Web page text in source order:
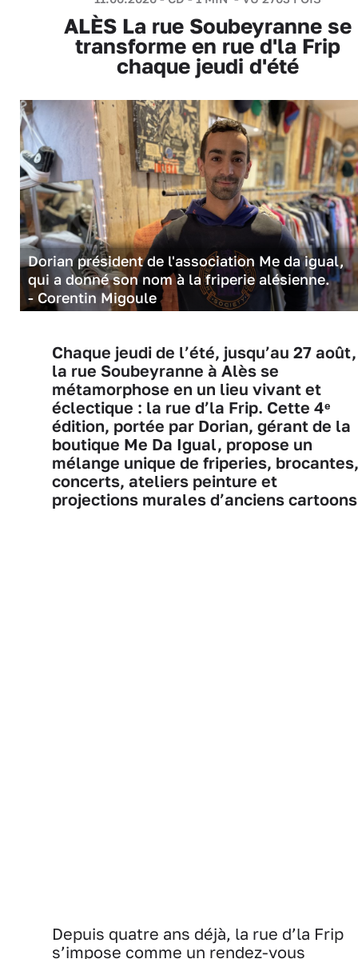
ALÈS La rue Soubeyranne se
transforme en rue d'la Frip
chaque jeudi d'été
Dorian président de l'association Me da igual,
qui a donné son nom à la friperie alésienne.
- Corentin Migoule
Chaque jeudi de l’été, jusqu’au 27 août,
la rue Soubeyranne à Alès se
métamorphose en un lieu vivant et
éclectique : la rue d’la Frip. Cette 4ᵉ
édition, portée par Dorian, gérant de la
boutique Me Da Igual, propose un
mélange unique de friperies, brocantes,
concerts, ateliers peinture et
projections murales d’anciens
Depuis quatre ans déjà, la rue d’la Frip
s’impose comme un rendez-vous